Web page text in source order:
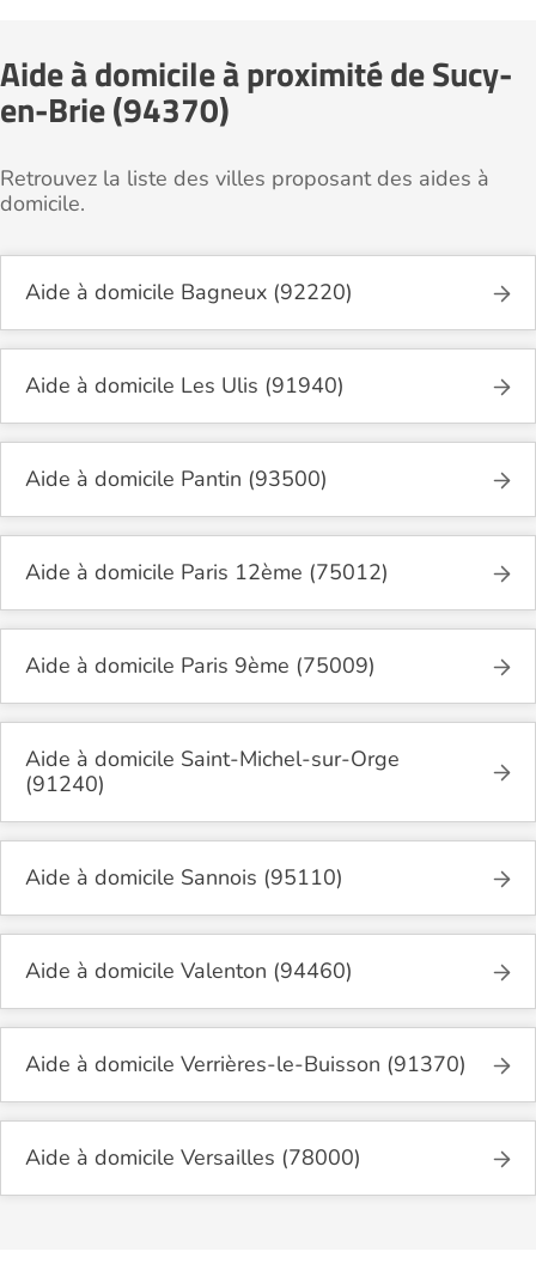
Aide à domicile à proximité de Sucy-
en-Brie (94370)
Retrouvez la liste des villes proposant des aides à
domicile.
Aide à domicile Bagneux (92220)
Aide à domicile Les Ulis (91940)
Aide à domicile Pantin (93500)
Aide à domicile Paris 12ème (75012)
Aide à domicile Paris 9ème (75009)
Aide à domicile Saint-Michel-sur-Orge
(91240)
Aide à domicile Sannois (95110)
Aide à domicile Valenton (94460)
Aide à domicile Verrières-le-Buisson (91370)
Aide à domicile Versailles (78000)